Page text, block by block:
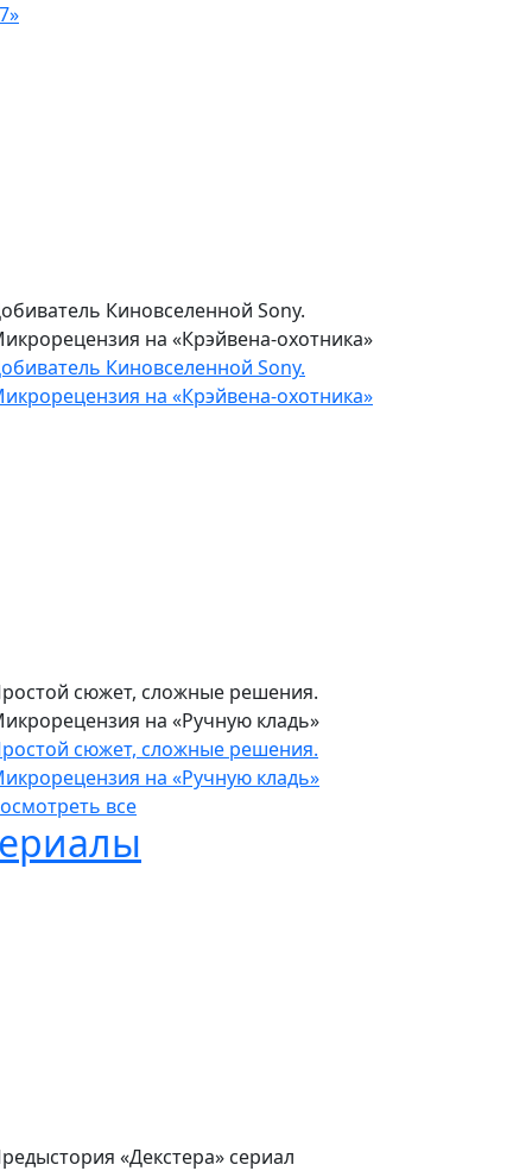
Киновселенной Sony.
на «Крэйвена-охотника»
Киновселенной Sony.
на «Крэйвена-охотника»
сюжет, сложные решения.
на «Ручную кладь»
сюжет, сложные решения.
на «Ручную кладь»
все
«Декстера» сериал